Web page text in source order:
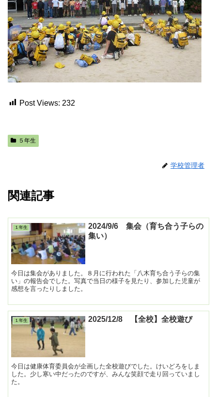
Post Views: 232
５年生
学校管理者
関連記事
１年生
2024/9/6 集会（育ち合う子らの
集い）
今日は集会がありました。８月に行われた「八木育ち合う子らの集
い」の報告会でした。写真で当日の様子を見たり、参加した児童が
感想を言ったりしました。
１年生 2025/12/8 【全校】全校遊び
今日は健康体育委員会が企画した全校遊びでした。けいどろをしま
した。少し寒い中だったのですが、みんな笑顔で走り回っていまし
た。